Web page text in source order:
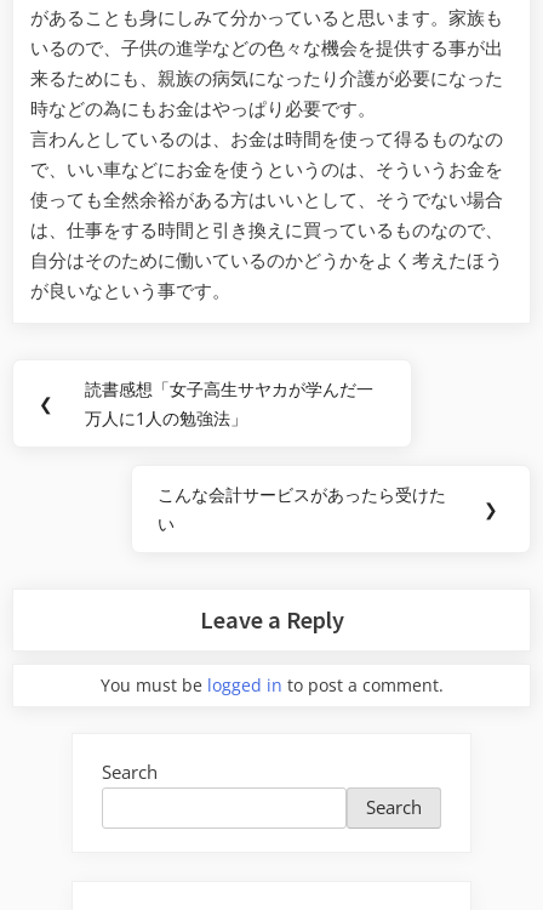
があることも身にしみて分かっていると思います。家族も
いるので、子供の進学などの色々な機会を提供する事が出
来るためにも、親族の病気になったり介護が必要になった
時などの為にもお金はやっぱり必要です。
言わんとしているのは、お金は時間を使って得るものなの
で、いい車などにお金を使うというのは、そういうお金を
使っても全然余裕がある方はいいとして、そうでない場合
は、仕事をする時間と引き換えに買っているものなので、
自分はそのために働いているのかどうかをよく考えたほう
が良いなという事です。
navigation
❮
Previous
Post:
読書感想「女子高生サヤカが学んだ一
万人に1人の勉強法」
Next
Post:
こんな会計サービスがあったら受けた
い
❯
Leave a Reply
You must be logged in to post a comment.
Search
Search